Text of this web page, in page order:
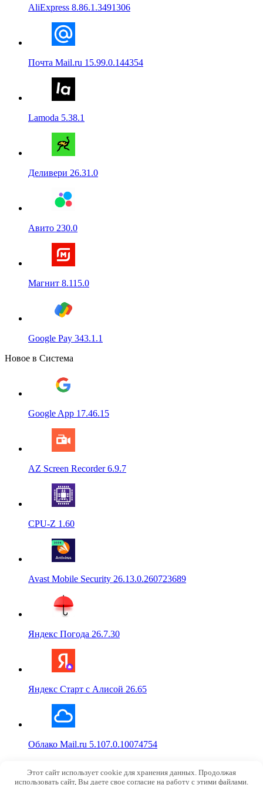
AliExpress 8.86.1.3491306
Почта Mail.ru 15.99.0.144354
Lamoda 5.38.1
Деливери 26.31.0
Авито 230.0
Магнит 8.115.0
Google Pay 343.1.1
Новое в Система
Google App 17.46.15
AZ Screen Recorder 6.9.7
CPU-Z 1.60
Avast Mobile Security 26.13.0.260723689
Яндекс Погода 26.7.30
Яндекс Старт с Алисой 26.65
Облако Mail.ru 5.107.0.10074754
info@norobot.ru
Этот сайт использует cookie для хранения данных. Продолжая
использовать сайт, Вы даете свое согласие на работу с этими файлами.